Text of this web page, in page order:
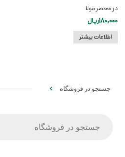
در محضر مولا
180,000ریال
اطلاعات بیشتر
جستجو در فروشگاه